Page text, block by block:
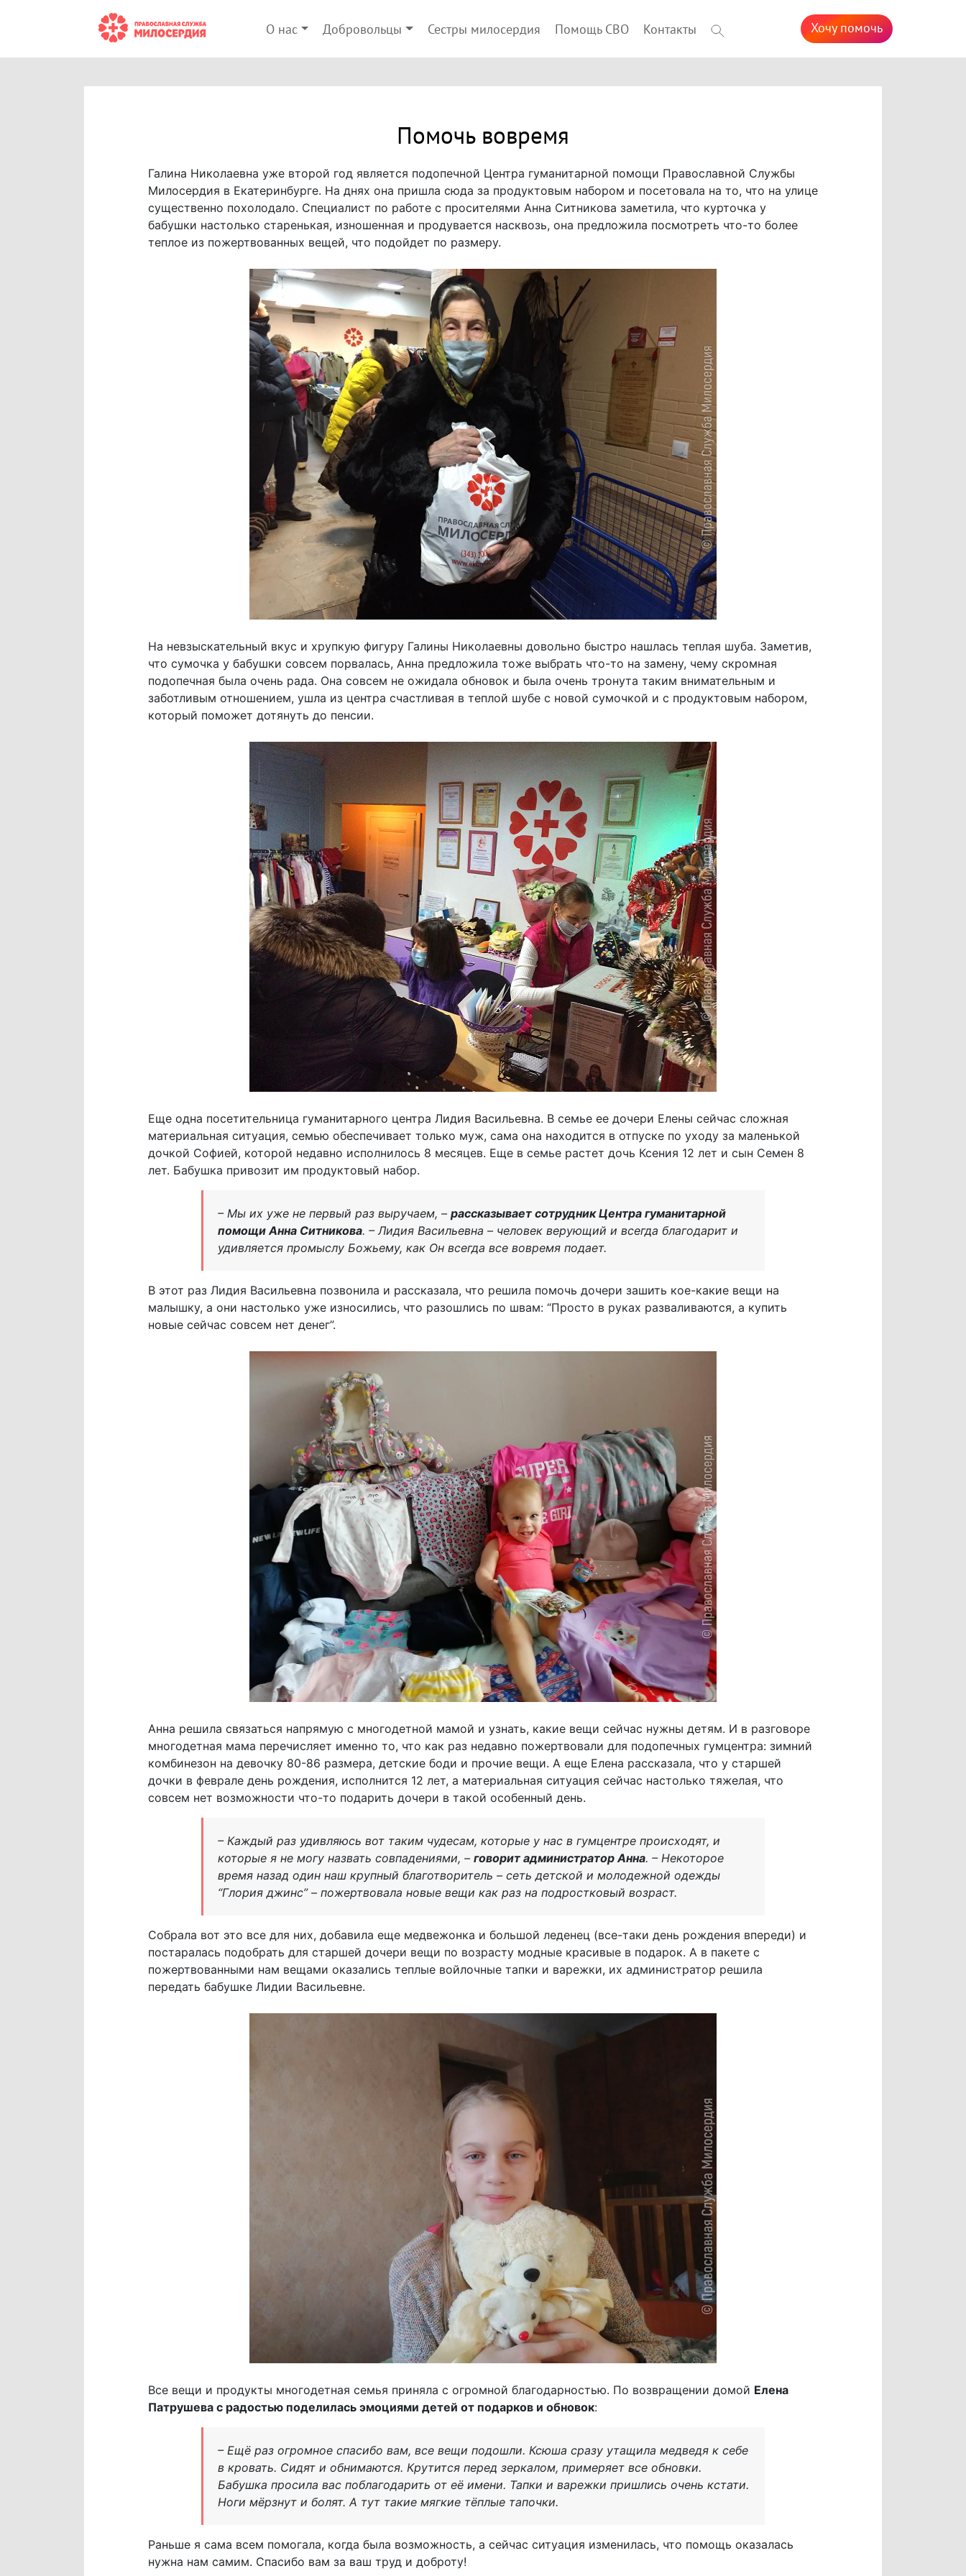
О нас Добровольцы Сестры милосердия Помощь СВО Контакты Хочу помочь
Помочь вовремя
Галина Николаевна уже второй год является подопечной Центра гуманитарной помощи Православной Службы
Милосердия в Екатеринбурге. На днях она пришла сюда за продуктовым набором и посетовала на то, что на улице
существенно похолодало. Специалист по работе с просителями Анна Ситникова заметила, что курточка у
бабушки настолько старенькая, изношенная и продувается насквозь, она предложила посмотреть что-то более
теплое из пожертвованных вещей, что подойдет по размеру.
На невзыскательный вкус и хрупкую фигуру Галины Николаевны довольно быстро нашлась теплая шуба. Заметив,
что сумочка у бабушки совсем порвалась, Анна предложила тоже выбрать что-то на замену, чему скромная
подопечная была очень рада. Она совсем не ожидала обновок и была очень тронута таким внимательным и
заботливым отношением, ушла из центра счастливая в теплой шубе с новой сумочкой и с продуктовым набором,
который поможет дотянуть до пенсии.
Еще одна посетительница гуманитарного центра Лидия Васильевна. В семье ее дочери Елены сейчас сложная
материальная ситуация, семью обеспечивает только муж, сама она находится в отпуске по уходу за маленькой
дочкой Софией, которой недавно исполнилось 8 месяцев. Еще в семье растет дочь Ксения 12 лет и сын Семен 8
лет. Бабушка привозит им продуктовый набор.
– Мы их уже не первый раз выручаем, –рассказывает сотрудник Центра гуманитарной
помощи Анна Ситникова. – Лидия Васильевна – человек верующий и всегда благодарит и
удивляется промыслу Божьему, как Он всегда все вовремя подает.
В этот раз Лидия Васильевна позвонила и рассказала, что решила помочь дочери зашить кое-какие вещи на
малышку, а они настолько уже износились, что разошлись по швам: “Просто в руках разваливаются, а купить
новые сейчас совсем нет денег”.
Анна решила связаться напрямую с многодетной мамой и узнать, какие вещи сейчас нужны детям. И в разговоре
многодетная мама перечисляет именно то, что как раз недавно пожертвовали для подопечных гумцентра: зимний
комбинезон на девочку 80-86 размера, детские боди и прочие вещи. А еще Елена рассказала, что у старшей
дочки в феврале день рождения, исполнится 12 лет, а материальная ситуация сейчас настолько тяжелая, что
совсем нет возможности что-то подарить дочери в такой особенный день.
– Каждый раз удивляюсь вот таким чудесам, которые у нас в гумцентре происходят, и
которые я не могу назвать совпадениями, –говорит администратор Анна. – Некоторое
время назад один наш крупный благотворитель – сеть детской и молодежной одежды
“Глория джинс” – пожертвовала новые вещи как раз на подростковый возраст.
Собрала вот это все для них, добавила еще медвежонка и большой леденец (все-таки день рождения впереди) и
постаралась подобрать для старшей дочери вещи по возрасту модные красивые в подарок. А в пакете с
пожертвованными нам вещами оказались теплые войлочные тапки и варежки, их администратор решила
передать бабушке Лидии Васильевне.
Все вещи и продукты многодетная семья приняла с огромной благодарностью. По возвращении домой Елена
Патрушева с радостью поделилась эмоциями детей от подарков и обновок:
– Ещё раз огромное спасибо вам, все вещи подошли. Ксюша сразу утащила медведя к себе
в кровать. Сидят и обнимаются. Крутится перед зеркалом, примеряет все обновки.
Бабушка просила вас поблагодарить от её имени. Тапки и варежки пришлись очень кстати.
Ноги мёрзнут и болят. А тут такие мягкие тёплые тапочки.
Раньше я сама всем помогала, когда была возможность, а сейчас ситуация изменилась, что помощь оказалась
нужна нам самим. Спасибо вам за ваш труд и доброту!